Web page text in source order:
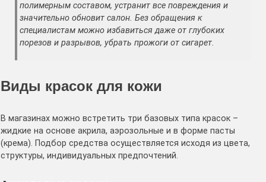
полимерным составом, устранит все повреждения и
значительно обновит салон. Без обращения к
специалистам можно избавиться даже от глубоких
порезов и разрывов, убрать прожоги от сигарет.
Виды красок для кожи
В магазинах можно встретить три базовых типа красок –
жидкие на основе акрила, аэрозольные и в форме пасты
(крема). Подбор средства осуществляется исходя из цвета,
структуры, индивидуальных предпочтений.